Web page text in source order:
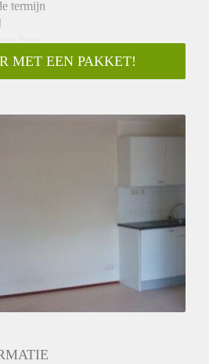
termijn
huur
Ja
MET EEN PAKKET!